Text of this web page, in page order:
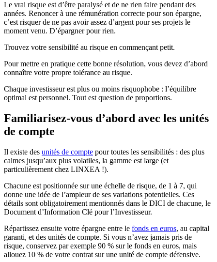
Le vrai risque est d’être paralysé et de ne rien faire pendant des
années. Renoncer à une rémunération correcte pour son épargne,
c’est risquer de ne pas avoir assez d’argent pour ses projets le
moment venu. D’épargner pour rien.
Trouvez votre sensibilité au risque en commençant petit.
Pour mettre en pratique cette bonne résolution, vous devez d’abord
connaître votre propre tolérance au risque.
Chaque investisseur est plus ou moins risquophobe : l’équilibre
optimal est personnel. Tout est question de proportions.
Familiarisez-vous d’abord avec les unités
de compte
Il existe des unités de compte pour toutes les sensibilités : des plus
calmes jusqu’aux plus volatiles, la gamme est large (et
particulièrement chez LINXEA !).
Chacune est positionnée sur une échelle de risque, de 1 à 7, qui
donne une idée de l’ampleur de ses variations potentielles. Ces
détails sont obligatoirement mentionnés dans le DICI de chacune, le
Document d’Information Clé pour l’Investisseur.
Répartissez ensuite votre épargne entre le fonds en euros, au capital
garanti, et des unités de compte. Si vous n’avez jamais pris de
risque, conservez par exemple 90 % sur le fonds en euros, mais
allouez 10 % de votre contrat sur une unité de compte défensive.